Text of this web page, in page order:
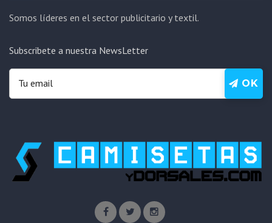
Somos líderes en el sector publicitario y textil.
Subscribete a nuestra NewsLetter
OK